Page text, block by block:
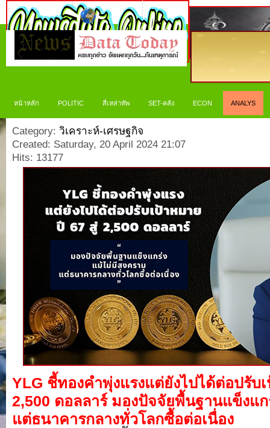
หน้าหลัก POLITIC สี่เหล่าทัพ SET-คลัง ECON ANALYS
Category: วิเคราะห์-เศรษฐกิจ
Created: Saturday, 20 April 2024 21:07
Hits: 13177
YLG ชี้ทองคำพุ่งแรงแต่ยังไปได้ต่อปรับ
2,500 ดอลลาร์ มองปัจจัยพื้นฐานแข็งแ
แต่ธนาคารกลางทั่วโลกซื้อต่อเนื่อง